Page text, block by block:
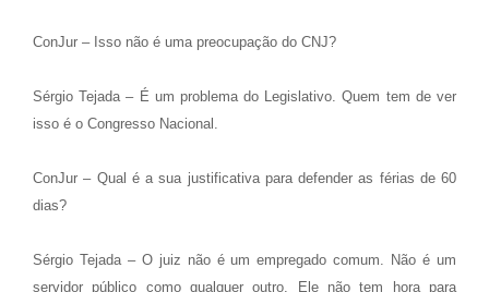
ConJur – Isso não é uma preocupação do CNJ?
Sérgio Tejada – É um problema do Legislativo. Quem tem de ver
isso é o Congresso Nacional.
ConJur – Qual é a sua justificativa para defender as férias de 60
dias?
Sérgio Tejada – O juiz não é um empregado comum. Não é um
servidor público como qualquer outro. Ele não tem hora para